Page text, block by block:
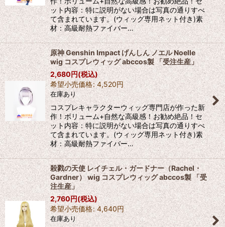
ット内容：特に説明がない場合は写真の通りすべ
て含まれています。(ウィッグ専用ネット付き)素
材：高級耐熱ファイバー…
原神 Genshin Impact げんしん ノエル Noelle
wig コスプレウィッグ abccos製 「受注生産」
2,680円(税込)
希望小売価格: 4,520円
在庫あり
コスプレキャラクターウィッグ専門店が作った新
作！ボリューム+自然な高級感！お勧め絶品！セ
ット内容：特に説明がない場合は写真の通りすべ
て含まれています。(ウィッグ専用ネット付き)素
材：高級耐熱ファイバー…
殺戮の天使 レイチェル・ガードナー（Rachel・
Gardner） wig コスプレウィッグ abccos製 「受
注生産」
2,760円(税込)
希望小売価格: 4,640円
在庫あり